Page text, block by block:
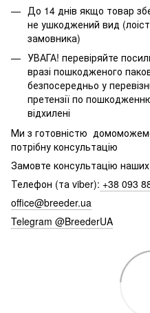
До 14 днів якщо товар
не ушкоджений вид
замовника)
УВАГА! перевіряйте
вразі пошкодженого
безпосередньо у
претензії по
відхилені
Ми з готовністю домоможемо
потрібну консультацію
Замовте консультацію
Телефон (та viber): +38 093
office@breeder.ua
Telegram @BreederUA